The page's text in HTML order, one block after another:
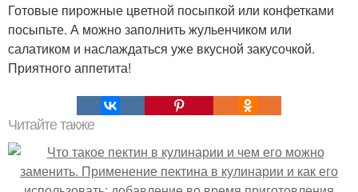
Готовые пирожные цветной посыпкой или конфетками
посыпьте. А можно заполнить жульенчиком или
салатиком и наслаждаться уже вкусной закусочкой.
Приятного аппетита!
Читайте также